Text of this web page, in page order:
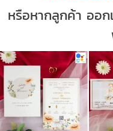
หรือหากลูกค้า ออก